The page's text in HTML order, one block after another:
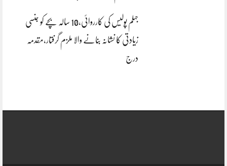
جہلم پولیس کی کارروائی،10 سالہ بچے کو جنسی
زیادتی کا نشانہ بنانے والا ملزم گرفتار،مقدمہ
درج